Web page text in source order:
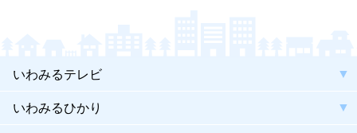
いわみるテレビ
いわみるひかり